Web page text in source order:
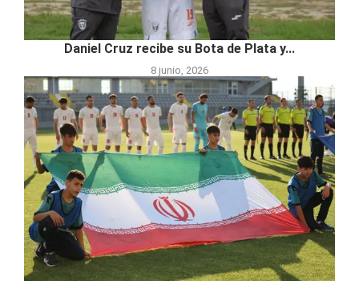
Daniel Cruz recibe su Bota de Plata y...
8 junio, 2026